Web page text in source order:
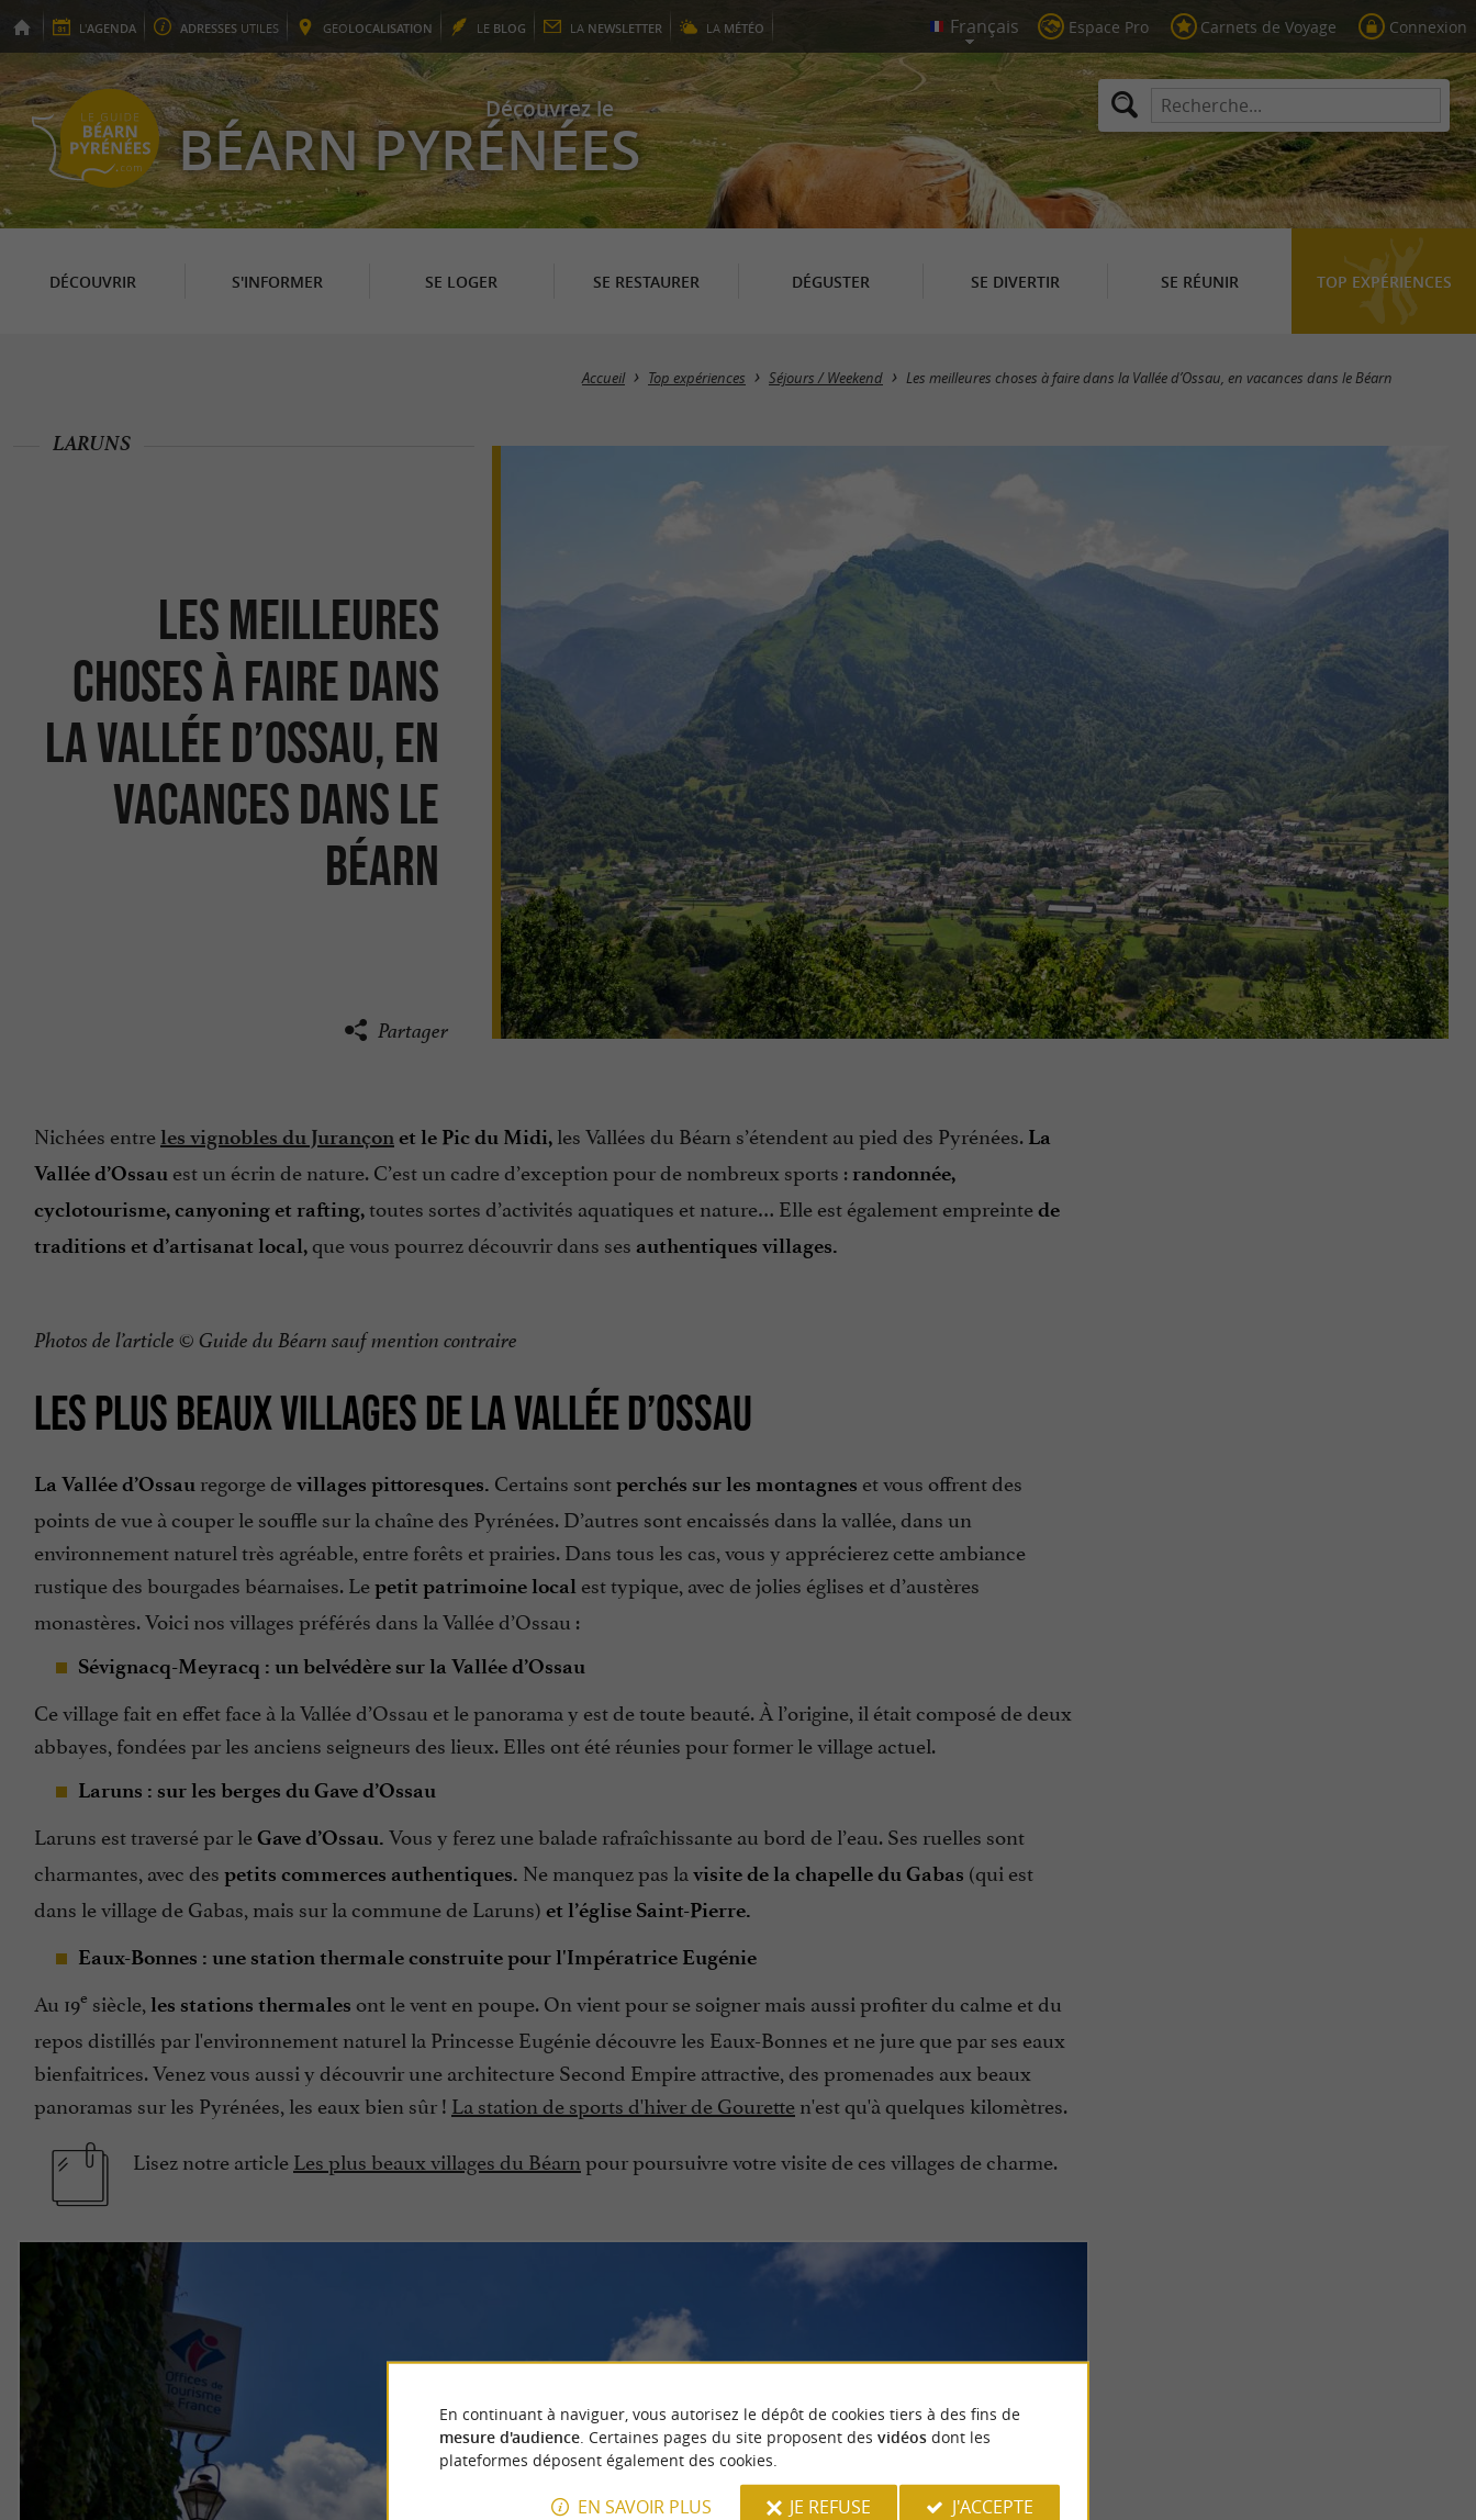
L'AGENDA ADRESSES UTILES GEOLOCALISATION LE BLOG LA NEWSLETTER LA MÉTÉO Espace Pro Carnets de Voyage Connexion
Découvrez le
BÉARN PYRÉNÉES
DÉCOUVRIR S'INFORMER SE LOGER SE RESTAURER DÉGUSTER SE DIVERTIR SE RÉUNIR TOP EXPÉRIENCES
Accueil Top expériences Séjours / Weekend Les meilleures choses à faire dans la Vallée d’Ossau, en vacances dans le Béarn
Les meilleures
choses à faire dans
la Vallée d’Ossau, en
vacances dans le
Béarn
LARUNS
Partager
Nichées entre les vignobles du Jurançonet le Pic du Midi, les Vallées du Béarn s’étendent au pied des Pyrénées. La
Vallée d’Ossau est un écrin de nature. C’est un cadre d’exception pour de nombreux sports : randonnée,
cyclotourisme, canyoning et rafting,toutes sortes d’activités aquatiques et nature… Elle est également empreintede
traditions et d’artisanat local,que vous pourrez découvrir dans ses authentiques villages.
Photos de l’article © Guide du Béarn sauf mention contraire
LES PLUS BEAUX VILLAGES DE LA VALLÉE D’OSSAU
La Vallée d’Ossau regorge devillages pittoresques. Certains sontperchés sur les montagnes et vous offrent des
points de vue à couper le souffle sur la chaîne des Pyrénées. D’autres sont encaissés dans la vallée, dans un
environnement naturel très agréable, entre forêts et prairies. Dans tous les cas, vous y apprécierez cette ambiance
rustique des bourgades béarnaises. Lepetit patrimoine local est typique, avec de jolies églises et d’austères
monastères. Voici nos villages préférés dans la Vallée d’Ossau :
Sévignacq-Meyracq : un belvédère sur la Vallée d’Ossau
Ce village fait en effet face à la Vallée d’Ossau et le panorama y est de toute beauté. À l’origine, il était composé de deux
abbayes, fondées par les anciens seigneurs des lieux. Elles ont été réunies pour former le village actuel.
Laruns : sur les berges du Gave d’Ossau
Laruns est traversé par leGave d’Ossau. Vous y ferez une balade rafraîchissante au bord de l’eau. Ses ruelles sont
charmantes, avec des petits commerces authentiques. Ne manquez pas la visite de la chapelle du Gabas (qui est
dans le village de Gabas, mais sur la commune de Laruns) et l’église Saint-Pierre.
Eaux-Bonnes : une station thermale construite pour l'Impératrice Eugénie
Au 19e siècle, les stations thermales ont le vent en poupe. On vient pour se soigner mais aussi profiter du calme et du
repos distillés par l'environnement naturel la Princesse Eugénie découvre les Eaux-Bonnes et ne jure que par ses eaux
bienfaitrices. Venez vous aussi y découvrir une architecture Second Empire attractive, des promenades aux beaux
panoramas sur les Pyrénées, les eaux bien sûr ! La station de sports d'hiver de Gouretten'est qu'à quelques kilomètres.
Lisez notre articleLes plus beaux villages du Béarn pour poursuivre votre visite de ces villages de charme.
En continuant à naviguer, vous autorisez le dépôt de cookies tiers à des fins de
mesure d'audience. Certaines pages du site proposent des vidéosdont les
plateformes déposent également des cookies.
EN SAVOIR PLUS JE REFUSE J'ACCEPTE